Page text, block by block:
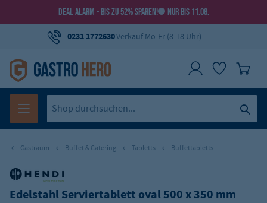
DEAL ALARM - BIS ZU 52% SPAREN! NUR BIS 11.08.
0231 1772630Verkauf Mo-Fr (8-18 Uhr)
Gastraum Buffet & Catering Tabletts Buffettabletts
Edelstahl Serviertablett oval 500 x 350 mm